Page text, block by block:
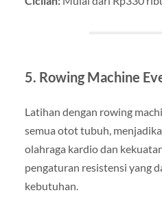
5. Rowing Machine
Latihan dengan rowing
semua otot tubuh,
olahraga kardio dan
pengaturan resistensi yang
kebutuhan.